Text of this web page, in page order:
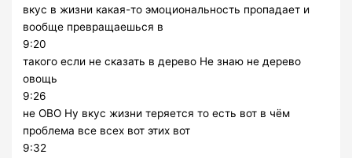
вкус в жизни какая-то эмоциональность пропадает и
вообще превращаешься в
9:20
такого если не сказать в дерево Не знаю не дерево
овощь
9:26
не ОВО Ну вкус жизни теряется то есть вот в чём
проблема все всех вот этих вот
9:32